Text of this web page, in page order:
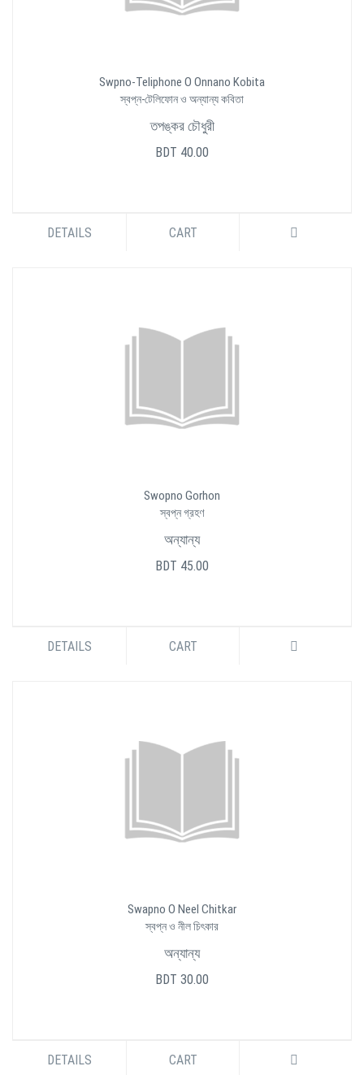
Swpno-Teliphone O Onnano Kobita
স্বপ্ন-টেলিফোন ও অন্যান্য কবিতা
তপঙ্কর চৌধুরী
BDT 40.00
DETAILS CART
Swopno Gorhon
স্বপ্ন গ্রহণ
অন্যান্য
BDT 45.00
DETAILS CART
Swapno O Neel Chitkar
স্বপ্ন ও নীল চিৎকার
অন্যান্য
BDT 30.00
DETAILS CART